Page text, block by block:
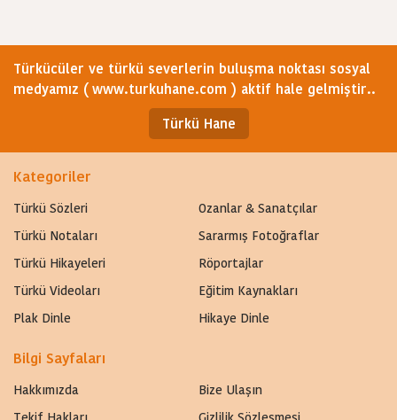
Türkücüler ve türkü severlerin buluşma noktası sosyal
medyamız ( www.turkuhane.com ) aktif hale gelmiştir..
Türkü Hane
Kategoriler
Türkü Sözleri
Ozanlar & Sanatçılar
Türkü Notaları
Sararmış Fotoğraflar
Türkü Hikayeleri
Röportajlar
Türkü Videoları
Eğitim Kaynakları
Plak Dinle
Hikaye Dinle
Bilgi Sayfaları
Hakkımızda
Bize Ulaşın